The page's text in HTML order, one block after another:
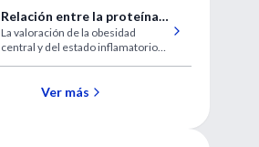
que estaba esperando
Relación entre la proteína
C-reactiva y la adiposidad
abdominal
La valoración de la obesidad
central y del estado inflamatorio
reactiva podría ser de gran utilidad
Ver más